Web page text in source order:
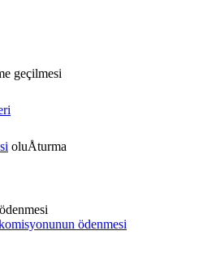
geçilmesi
oluÅturma
ödenmesi